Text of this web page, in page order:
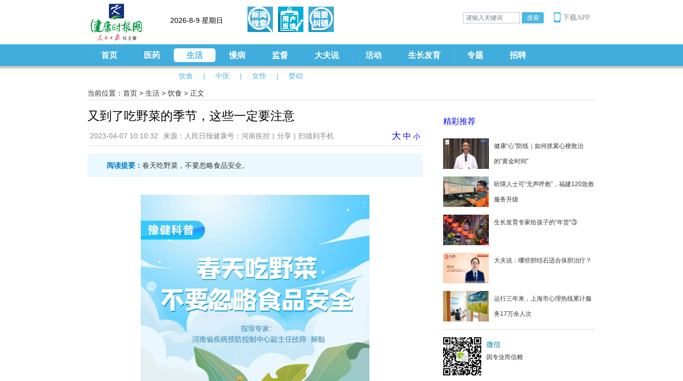
2026-8-9 星期日 下载APP
首页 医药 生活
饮食 | 中医 | 女性 | 婴幼
慢病 监督 大夫说 活动 生长发育 专题 招聘
当前位置： 首页 > 生活 > 饮食 > 正文
又到了吃野菜的季节，这些一定要注意
2023-04-07 10:10:32 来源：人民日报健康号：河南疾控 | 分享 | 扫描到手机 大 中 小
阅读提要： 春天吃野菜，不要忽略食品安全。
精彩推荐
健康“心”防线｜如何抓紧心梗救治
的“黄金时间”
听障人士可“无声呼救”，福建120急救
服务升级
生长发育专家给孩子的“年货”③
大夫说：哪些胆结石适合保胆治疗？
运行三年来，上海市心理热线累计服
务17万余人次
微信
因专业而信赖